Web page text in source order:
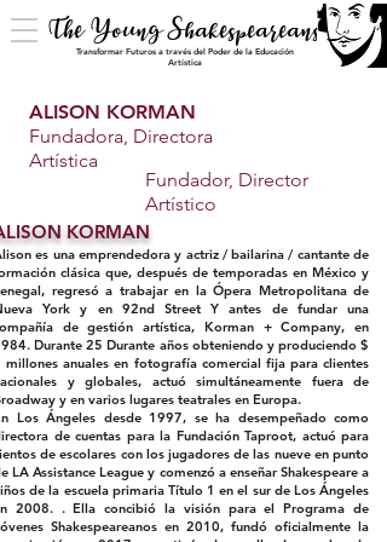
The Young Shakespeareans
Transformar Futuros a través del Poder de la Educación
Artística
ALISON KORMAN
Fundadora, Directora
Artística
Fundador, Director
Artístico
KORMAN
es una emprendedora y actriz / bailarina / cantante de
clásica que, después de temporadas en México y
regresó a trabajar en la Ópera Metropolitana de
York y en 92nd Street Y antes de fundar una
de gestión artística, Korman + Company, en
Durante 25 Durante años obteniendo y produciendo $
millones anuales en fotografía comercial fija para clientes
y globales, actuó simultáneamente fuera de
y en varios lugares teatrales en Europa.
Los Ángeles desde 1997, se ha desempeñado como
de cuentas para la Fundación Taproot, actuó para
de escolares con los jugadores de las nueve en punto
LA Assistance League y comenzó a enseñar Shakespeare a
de la escuela primaria Título 1 en el sur de Los Ángeles
2008. . Ella concibió la visión para el Programa de
Shakespeareanos en 2010, fundó oficialmente la